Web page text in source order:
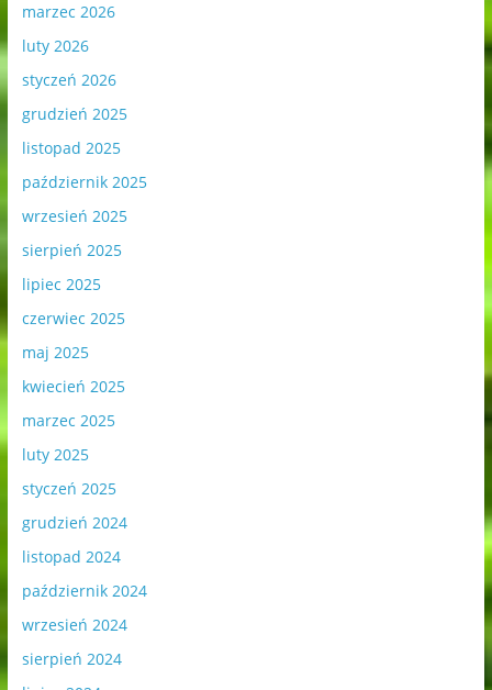
marzec 2026
luty 2026
styczeń 2026
grudzień 2025
listopad 2025
październik 2025
wrzesień 2025
sierpień 2025
lipiec 2025
czerwiec 2025
maj 2025
kwiecień 2025
marzec 2025
luty 2025
styczeń 2025
grudzień 2024
listopad 2024
październik 2024
wrzesień 2024
sierpień 2024